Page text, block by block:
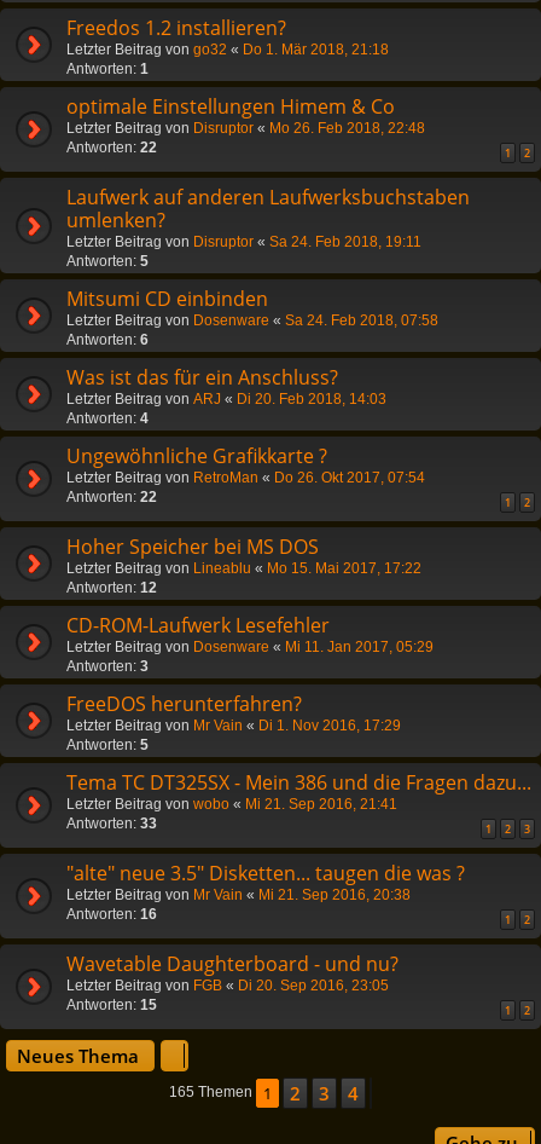
Freedos 1.2 installieren?
Letzter Beitrag von go32 « Do 1. Mär 2018, 21:18
Antworten: 1
optimale Einstellungen Himem & Co
Letzter Beitrag von Disruptor « Mo 26. Feb 2018, 22:48
Antworten: 22 1 2
Laufwerk auf anderen Laufwerksbuchstaben
umlenken?
Letzter Beitrag von Disruptor « Sa 24. Feb 2018, 19:11
Antworten: 5
Mitsumi CD einbinden
Letzter Beitrag von Dosenware « Sa 24. Feb 2018, 07:58
Antworten: 6
Was ist das für ein Anschluss?
Letzter Beitrag von ARJ « Di 20. Feb 2018, 14:03
Antworten: 4
Ungewöhnliche Grafikkarte ?
Letzter Beitrag von RetroMan « Do 26. Okt 2017, 07:54
Antworten: 22 1 2
Hoher Speicher bei MS DOS
Letzter Beitrag von Lineablu « Mo 15. Mai 2017, 17:22
Antworten: 12
CD-ROM-Laufwerk Lesefehler
Letzter Beitrag von Dosenware « Mi 11. Jan 2017, 05:29
Antworten: 3
FreeDOS herunterfahren?
Letzter Beitrag von Mr Vain « Di 1. Nov 2016, 17:29
Antworten: 5
Tema TC DT325SX - Mein 386 und die Fragen dazu...
Letzter Beitrag von wobo « Mi 21. Sep 2016, 21:41
Antworten: 33 1 2 3
"alte" neue 3.5" Disketten... taugen die was ?
Letzter Beitrag von Mr Vain « Mi 21. Sep 2016, 20:38
Antworten: 16 1 2
Wavetable Daughterboard - und nu?
Letzter Beitrag von FGB « Di 20. Sep 2016, 23:05
Antworten: 15 1 2
Neues Thema
165 Themen 1 2 3 4